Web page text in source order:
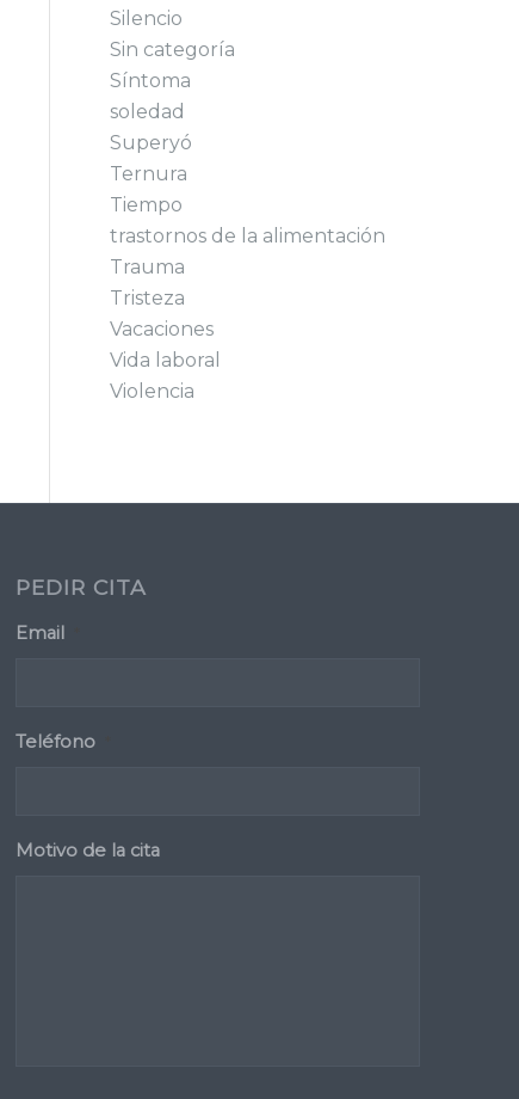
Silencio
Sin categoría
Síntoma
soledad
Superyó
Ternura
Tiempo
trastornos de la alimentación
Trauma
Tristeza
Vacaciones
Vida laboral
Violencia
PEDIR CITA
Email
Teléfono
Motivo de la cita